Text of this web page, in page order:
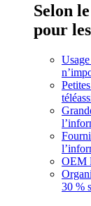
Selon
pour
OEM
30 %